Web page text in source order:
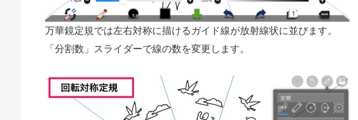
万華鏡定規では左右対称に描けるガイド線が放射線状に並びます。
「分割数」スライダーで線の数を変更します。